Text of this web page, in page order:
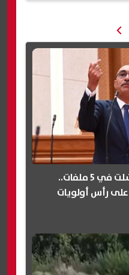
إيهاب منصور: الحكومة فشلت في 5 ملفات..
رأس أولويات